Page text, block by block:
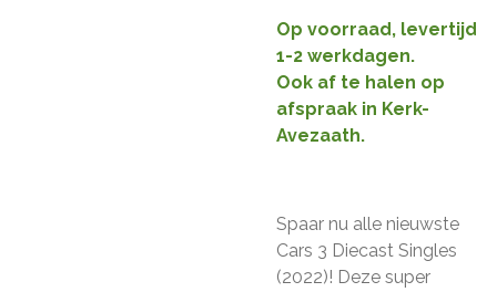
Op voorraad, levertijd
1-2 werkdagen.
Ook af te halen op
afspraak in Kerk-
Avezaath.
Spaar nu alle nieuwste
Cars 3 Diecast Singles
(2022)! Deze super